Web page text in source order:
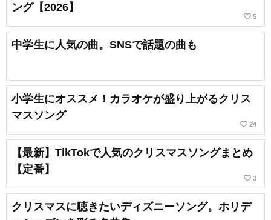
ング【2026】
favorite_border 5
中学生に人気の曲。SNSで話題の曲も
小学生にオススメ！カラオケが盛り上がるクリス
マスソング
favorite_border 24
【最新】TikTokで人気のクリスマスソングまとめ
【定番】
favorite_border 3
クリスマスに聴きたいディズニーソング。ホリデ